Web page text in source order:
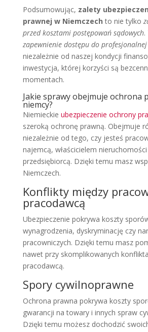
Podsumowując, zalety
prawnej w Niemczech to nie tylko
przed kosztami postępowań sądowych.
zapewnienie dostępu do
niezależnie od naszej kondycji
inwestycja, której korzyści są
momentach.
Jakie sprawy obejmuje ochrona
niemcy?
Niemieckie ubezpieczenie ochrony
szeroką ochronę prawną. Obejmuje
niezależnie od tego, czy jesteś
najemcą, właścicielem
przedsiębiorcą. Dzięki temu masz
Niemczech.
Konflikty między
pracodawcą
Ubezpieczenie pokrywa koszty
wynagrodzenia, dyskryminację czy
pracowniczych. Dzięki temu masz
nawet przy skomplikowanych
pracodawcą.
Spory cywilnoprawne
Ochrona prawna pokrywa koszty
gwarancji na towary i innych spraw
Dzięki temu możesz dochodzić